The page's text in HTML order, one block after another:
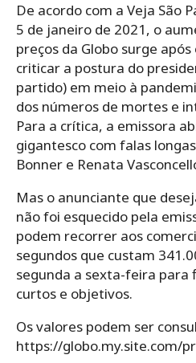
De acordo com a Veja São
5 de janeiro de 2021, o
preços da Globo surge após
criticar a postura do
partido) em meio à
dos números de mortes e
Para a crítica, a emissora
gigantesco com falas
Bonner e Renata
Mas o anunciante que
não foi esquecido pela
podem recorrer aos
segundos que custam
segunda a sexta-feira para
curtos e objetivos.
Os valores podem ser
https://globo.my.site.com/